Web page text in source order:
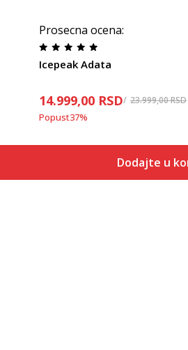
Prosecna ocena:
Icepeak Adata
14.999,00 RSD 23.999,00RSD
Popust37%
Dodajte u